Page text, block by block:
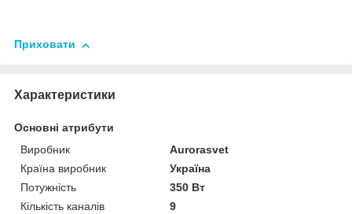
Приховати
Характеристики
Основні атрибути
Виробник
Аurorasvet
Країна виробник
Україна
Потужність
350 Вт
Кількість каналів
9